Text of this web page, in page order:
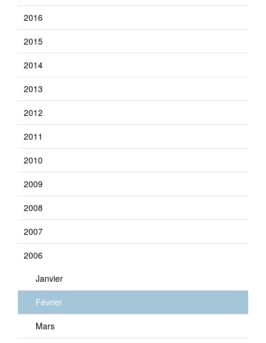
2016
2015
2014
2013
2012
2011
2010
2009
2008
2007
2006
Janvier
Février
Mars